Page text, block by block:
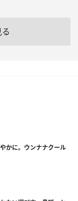
かに。ウンナナクール